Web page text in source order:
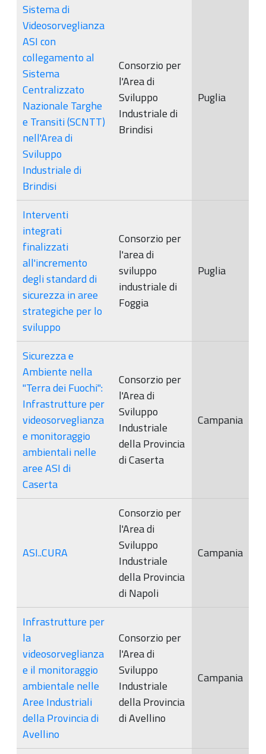
Sistema di
Videosorveglianza
ASI con
collegamento al
Sistema
Centralizzato
Nazionale Targhe
e Transiti (SCNTT)
nell'Area di
Sviluppo
Industriale di
Brindisi
Consorzio per
l'Area di
Sviluppo
Industriale di
Brindisi
Puglia
Interventi
integrati
finalizzati
all'incremento
degli standard di
sicurezza in aree
strategiche per lo
sviluppo
Consorzio per
l'area di
sviluppo
industriale di
Foggia
Puglia
Sicurezza e
Ambiente nella
"Terra dei Fuochi":
Infrastrutture per
videosorveglianza
e monitoraggio
ambientali nelle
aree ASI di
Caserta
Consorzio per
l'Area di
Sviluppo
Industriale
della Provincia
di Caserta
Campania
ASI..CURA
Consorzio per
l'Area di
Sviluppo
Industriale
della Provincia
di Napoli
Campania
Infrastrutture per
la
videosorveglianza
e il monitoraggio
ambientale nelle
Aree Industriali
della Provincia di
Avellino
Consorzio per
l'Area di
Sviluppo
Industriale
della Provincia
di Avellino
Campania